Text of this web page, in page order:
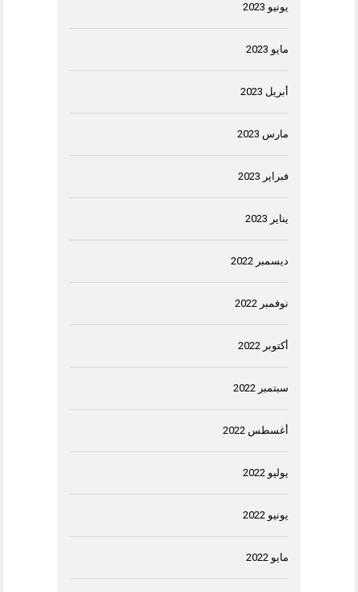
يونيو 2023
مايو 2023
أبريل 2023
مارس 2023
فبراير 2023
يناير 2023
ديسمبر 2022
نوفمبر 2022
أكتوبر 2022
سبتمبر 2022
أغسطس 2022
يوليو 2022
يونيو 2022
مايو 2022